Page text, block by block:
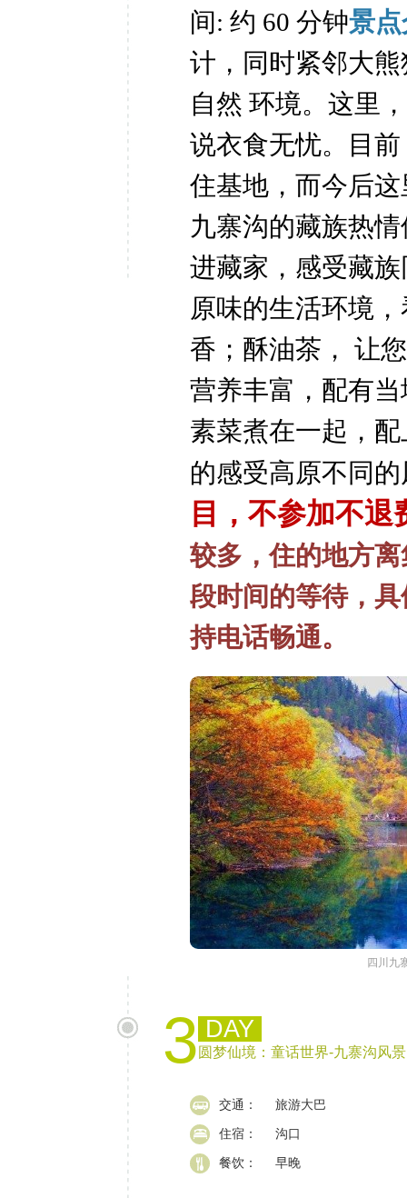
间: 约 60 分钟景
计，同时紧邻大
自然 环境。这里
说衣食无忧。目
住基地，而今后
九寨沟的藏族热
进藏家，感受藏
原味的生活环境
香；酥油茶， 让
营养丰富，配有
素菜煮在一起，
的感受高原不同
目，不参加不
较多，住的地方
段时间的等待，
持电话畅通。
四川九
3 DAY
圆梦仙境：童话世界-九寨沟风
交通： 旅游大巴
住宿： 沟口
餐饮： 早晚